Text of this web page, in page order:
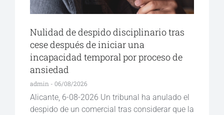
Nulidad de despido disciplinario tras
cese después de iniciar una
incapacidad temporal por proceso de
ansiedad
admin 06/08/2026
Alicante, 6-08-2026 Un tribunal ha anulado el
despido de un comercial tras considerar que la